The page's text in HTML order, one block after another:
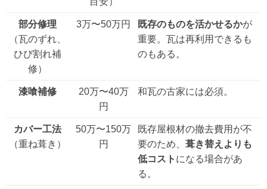
部分修理
（瓦のずれ、
ひび割れ補
修）
3万〜50万円 既存のものを活かせるかが
重要。瓦は再利用できるも
のもある。
漆喰補修
20万〜40万
円
和瓦の古家には必須。
カバー工法
（重ね葺き）
50万〜150万
円
既存屋根材の撤去費用が不
要のため、 葺き替えよりも
低コスト になる場合があ
る。